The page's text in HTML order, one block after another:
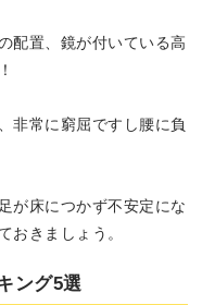
配置、鏡が付いている高
非常に窮屈ですし腰に負
が床につかず不安定にな
おきましょう。
ング5選